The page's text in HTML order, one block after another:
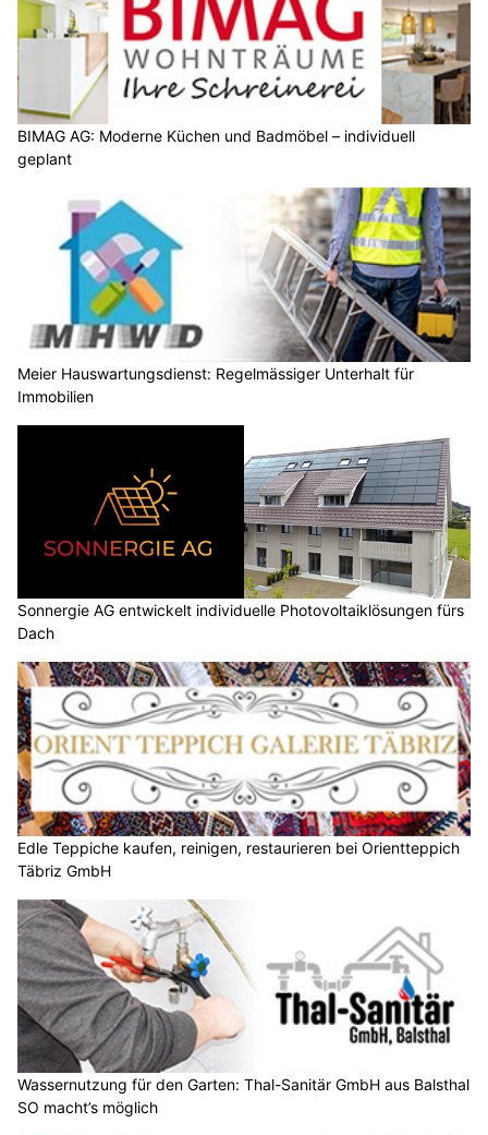
BIMAG AG: Moderne Küchen und Badmöbel – individuell
geplant
Meier Hauswartungsdienst: Regelmässiger Unterhalt für
Immobilien
Sonnergie AG entwickelt individuelle Photovoltaiklösungen fürs
Dach
Edle Teppiche kaufen, reinigen, restaurieren bei Orientteppich
Täbriz GmbH
Wassernutzung für den Garten: Thal-Sanitär GmbH aus Balsthal
SO macht’s möglich